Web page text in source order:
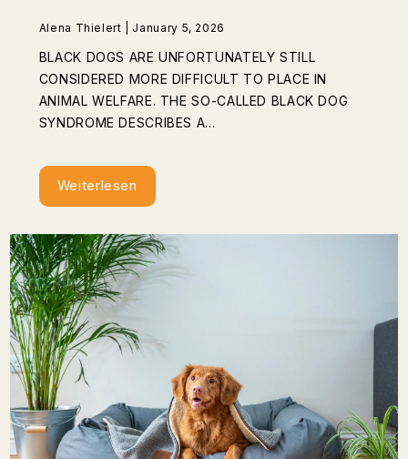
Alena Thielert | January 5, 2026
BLACK DOGS ARE UNFORTUNATELY STILL
CONSIDERED MORE DIFFICULT TO PLACE IN
ANIMAL WELFARE. THE SO-CALLED BLACK DOG
SYNDROME DESCRIBES A...
Weiterlesen